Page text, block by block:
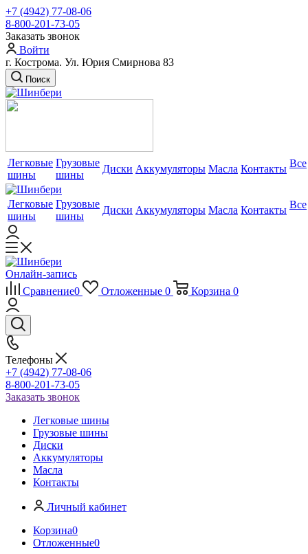
+7 (4942) 77-08-06
8-800-201-73-05
Заказать звонок
Войти
г. Кострома. Ул. Юрия Смирнова 83
Поиск
Легковые
шины
Грузовые
шины
Диски Аккумуляторы Масла Контакты Все
Легковые
шины
Грузовые
шины
Диски Аккумуляторы Масла Контакты Все
Онлайн-запись
Сравнение0 Отложенные 0 Корзина 0
Телефоны
+7 (4942) 77-08-06
8-800-201-73-05
Заказать звонок
Легковые шины
Грузовые шины
Диски
Аккумуляторы
Масла
Контакты
Личный кабинет
Корзина0
Отложенные0